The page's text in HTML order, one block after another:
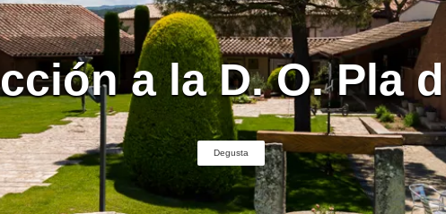
a la D. O. Pla
Degusta